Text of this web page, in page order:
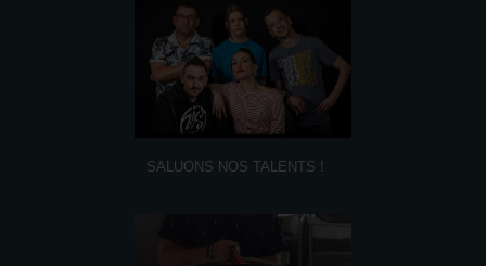
SALUONS NOS TALENTS !